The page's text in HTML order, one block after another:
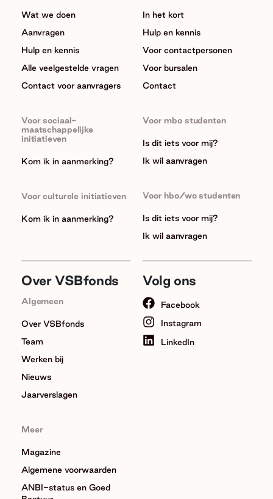
Wat we doen
Aanvragen
Hulp en kennis
Alle veelgestelde vragen
Contact voor aanvragers
Voor sociaal-
maatschappelijke
initiatieven
Kom ik in aanmerking?
Voor culturele initiatieven
Kom ik in aanmerking?
In het kort
Hulp en kennis
Voor contactpersonen
Voor bursalen
Contact
Voor mbo studenten
Is dit iets voor mij?
Ik wil aanvragen
Voor hbo/wo studenten
Is dit iets voor mij?
Ik wil aanvragen
Over VSBfonds
Algemeen
Over VSBfonds
Team
Werken bij
Nieuws
Jaarverslagen
Meer
Magazine
Algemene voorwaarden
ANBI-status en Goed
Volg ons
Facebook
Instagram
LinkedIn